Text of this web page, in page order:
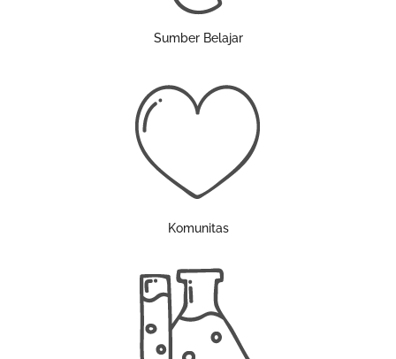
Sumber Belajar
Komunitas